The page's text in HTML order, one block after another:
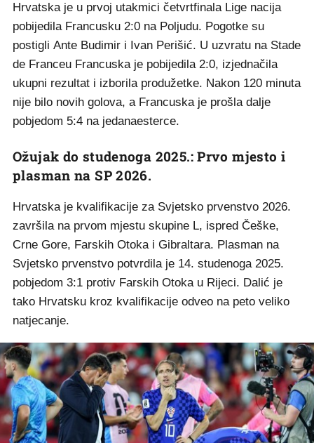
Hrvatska je u prvoj utakmici četvrtfinala Lige nacija
pobijedila Francusku 2:0 na Poljudu. Pogotke su
postigli Ante Budimir i Ivan Perišić. U uzvratu na Stade
de Franceu Francuska je pobijedila 2:0, izjednačila
ukupni rezultat i izborila produžetke. Nakon 120 minuta
nije bilo novih golova, a Francuska je prošla dalje
pobjedom 5:4 na jedanaesterce.
Ožujak do studenoga 2025.: Prvo mjesto i
plasman na SP 2026.
Hrvatska je kvalifikacije za Svjetsko prvenstvo 2026.
završila na prvom mjestu skupine L, ispred Češke,
Crne Gore, Farskih Otoka i Gibraltara. Plasman na
Svjetsko prvenstvo potvrdila je 14. studenoga 2025.
pobjedom 3:1 protiv Farskih Otoka u Rijeci. Dalić je
tako Hrvatsku kroz kvalifikacije odveo na peto veliko
natjecanje.